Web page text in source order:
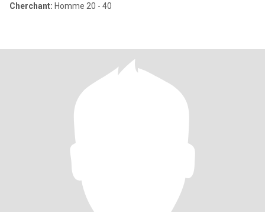
Cherchant: Homme 20 - 40